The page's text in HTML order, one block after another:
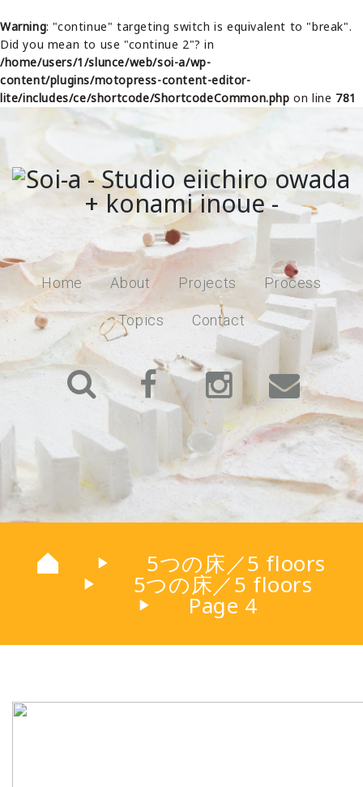
Warning: "continue" targeting switch is equivalent to "break".
Did you mean to use "continue 2"? in
/home/users/1/slunce/web/soi-a/wp-
content/plugins/motopress-content-editor-
lite/includes/ce/shortcode/ShortcodeCommon.php on line 781
Home About Projects Process
Topics Contact
▶ 5つの床／5 floors
▶ 5つの床／5 floors
▶ Page 4